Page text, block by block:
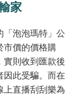
家
「泡泡瑪特」公
市價的價格購
實則收到匯款後
因此受騙。而在
上直播刮刮樂為